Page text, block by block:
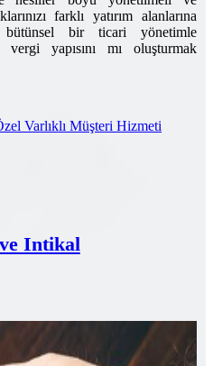
farklı yatırım alanlarına
bütünsel bir ticari yönetimle
yapısını mı oluşturmak
Varlıklı Müşteri Hizmeti
Intikal